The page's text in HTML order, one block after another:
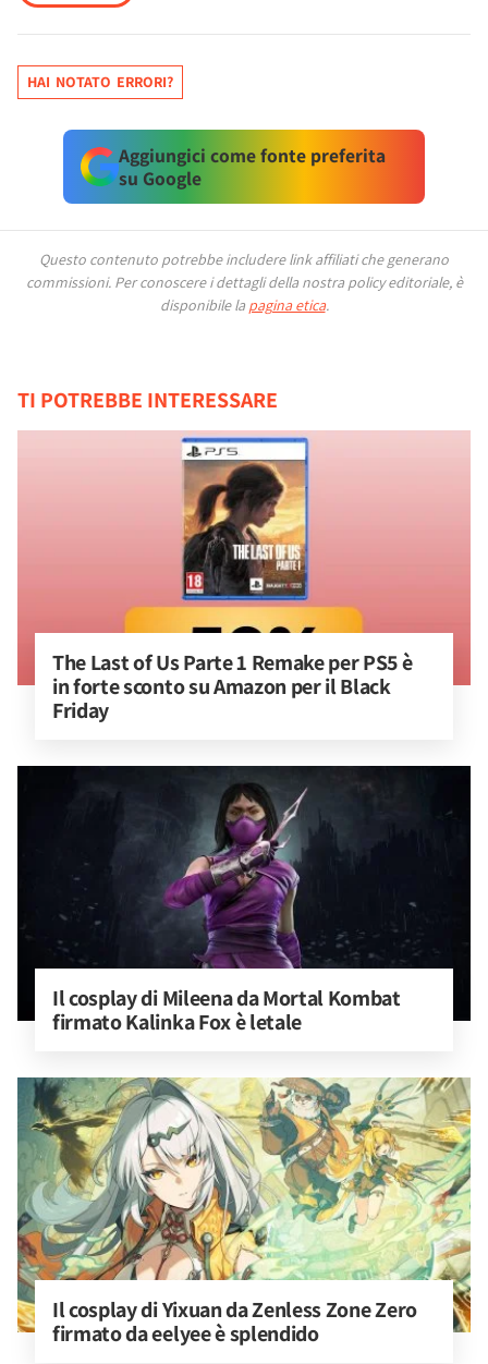
HAI NOTATO ERRORI?
Aggiungici come fonte preferita
su Google
Questo contenuto potrebbe includere link affiliati che generano
commissioni. Per conoscere i dettagli della nostra policy editoriale, è
disponibile la pagina etica.
TI POTREBBE INTERESSARE
The Last of Us Parte 1 Remake per PS5 è
in forte sconto su Amazon per il Black
Friday
Il cosplay di Mileena da Mortal Kombat
firmato Kalinka Fox è letale
Il cosplay di Yixuan da Zenless Zone Zero
firmato da eelyee è splendido